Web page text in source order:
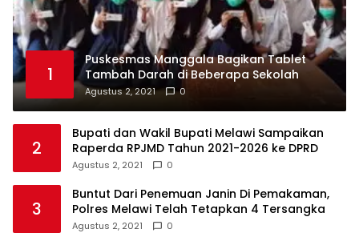
1
Puskesmas Manggala Bagikan Tablet
Tambah Darah di Beberapa Sekolah
Agustus 2, 2021 0
2
Bupati dan Wakil Bupati Melawi Sampaikan
Raperda RPJMD Tahun 2021-2026 ke DPRD
Agustus 2, 2021 0
3
Buntut Dari Penemuan Janin Di Pemakaman,
Polres Melawi Telah Tetapkan 4 Tersangka
Agustus 2, 2021 0